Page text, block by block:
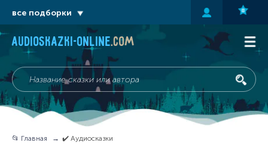
audioskazki-online.com
📂 Главная ✔️ Аудиосказки
все подборки